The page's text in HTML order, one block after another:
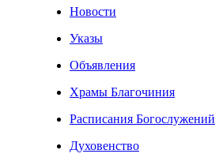
Новости
Указы
Объявления
Храмы Благочиния
Расписания Богослужений
Духовенство